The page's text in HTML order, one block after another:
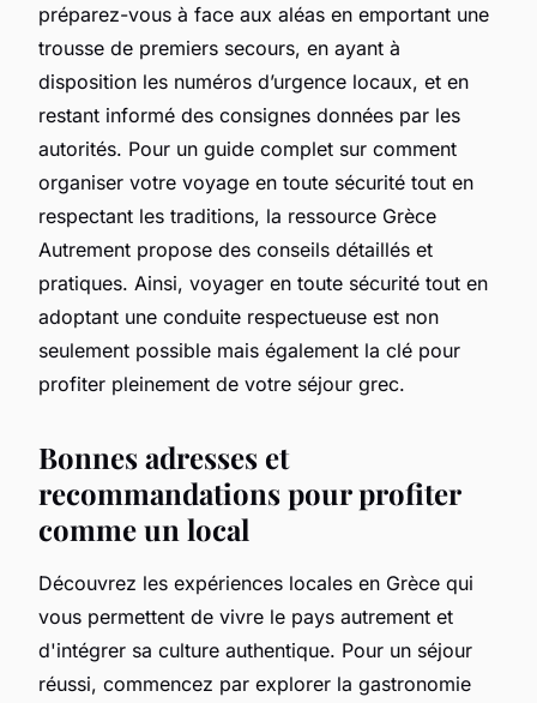
préparez-vous à face aux aléas en emportant une
trousse de premiers secours, en ayant à
disposition les numéros d’urgence locaux, et en
restant informé des consignes données par les
autorités. Pour un guide complet sur comment
organiser votre voyage en toute sécurité tout en
respectant les traditions, la ressource Grèce
Autrement propose des conseils détaillés et
pratiques. Ainsi, voyager en toute sécurité tout en
adoptant une conduite respectueuse est non
seulement possible mais également la clé pour
profiter pleinement de votre séjour grec.
Bonnes adresses et
recommandations pour profiter
comme un local
Découvrez les expériences locales en Grèce qui
vous permettent de vivre le pays autrement et
d'intégrer sa culture authentique. Pour un séjour
réussi, commencez par explorer la gastronomie